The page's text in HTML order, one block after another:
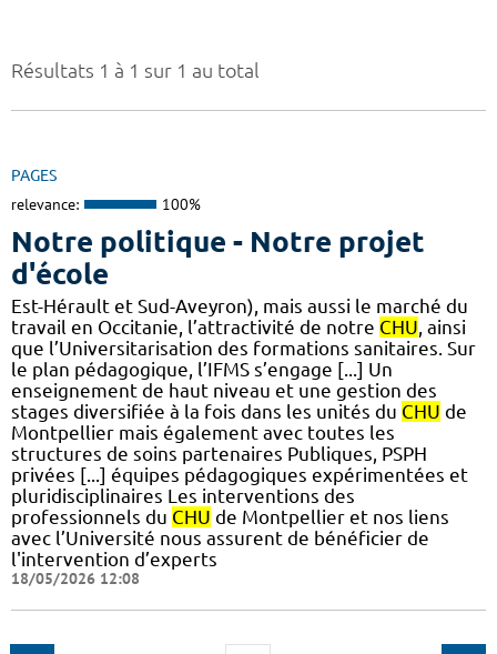
Résultats 1 à 1 sur 1 au total
PAGES
relevance: 100%
Notre politique - Notre projet
d'école
Est-Hérault et Sud-Aveyron), mais aussi le marché du
travail en Occitanie, l’attractivité de notre CHU , ainsi
que l’Universitarisation des formations sanitaires. Sur
le plan pédagogique, l’IFMS s’engage [...] Un
enseignement de haut niveau et une gestion des
stages diversifiée à la fois dans les unités du CHU de
Montpellier mais également avec toutes les
structures de soins partenaires Publiques, PSPH
privées [...] équipes pédagogiques expérimentées et
pluridisciplinaires Les interventions des
professionnels du CHU de Montpellier et nos liens
avec l’Université nous assurent de bénéficier de
l'intervention d’experts
18/05/2026 12:08